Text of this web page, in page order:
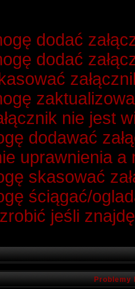
dodać
dodać
nie jest
dodawać
uprawnienia a
skasować
ściągać/
jeśli
Problemy